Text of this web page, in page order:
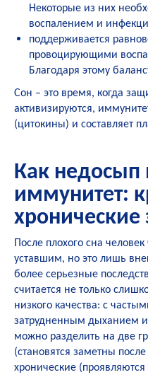
Некоторые из них
воспалением и
поддерживается
провоцирующими
Благодаря этому
Сон – это время, когда
активизируются,
(цитокины) и составляет
Как недосып
иммунитет:
После плохого сна
уставшим, но это лишь
более серьезные
считается не только
низкого качества: с
затрудненным дыханием
можно разделить на две
(становятся заметны
хронические